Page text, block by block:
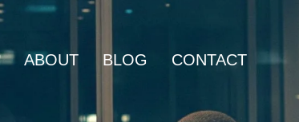
ABOUT BLOG CONTACT